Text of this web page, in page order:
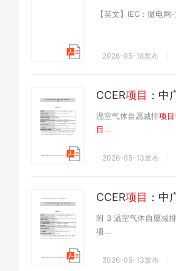
【英文】IEC：微电
2026-05-18发布
CCER项目 ：
温室气体自愿减排项目
目...
2026-05-13发布
CCER项目 ：
附 3 温室气体自愿减
项...
2026-05-13发布